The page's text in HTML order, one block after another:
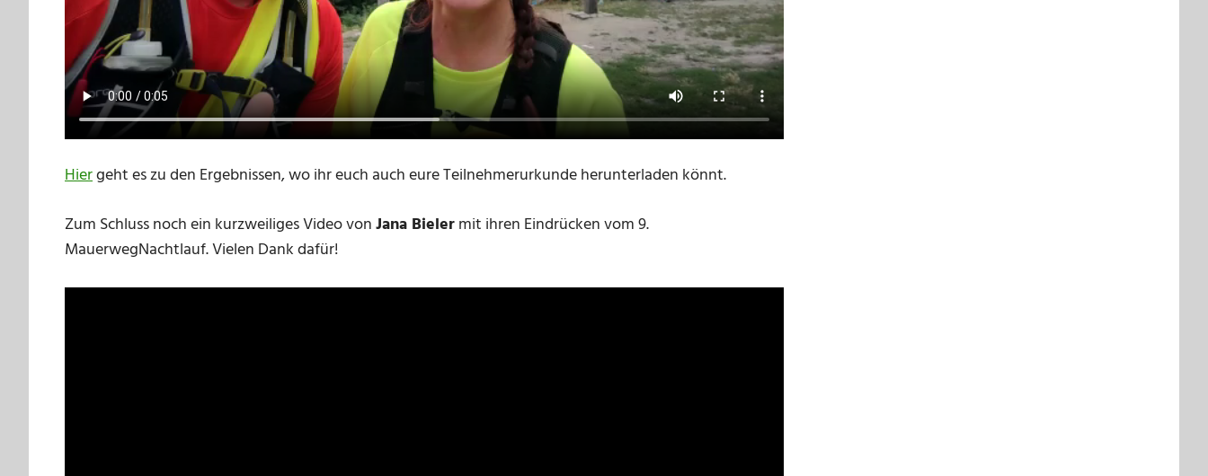
Hiergeht es zu den Ergebnissen, wo ihr euch auch eure Teilnehmerurkunde herunterladen könnt.
Zum Schluss noch ein kurzweiliges Video vonJana Bielermit ihren Eindrücken vom 9.
MauerwegNachtlauf. Vielen Dank dafür!